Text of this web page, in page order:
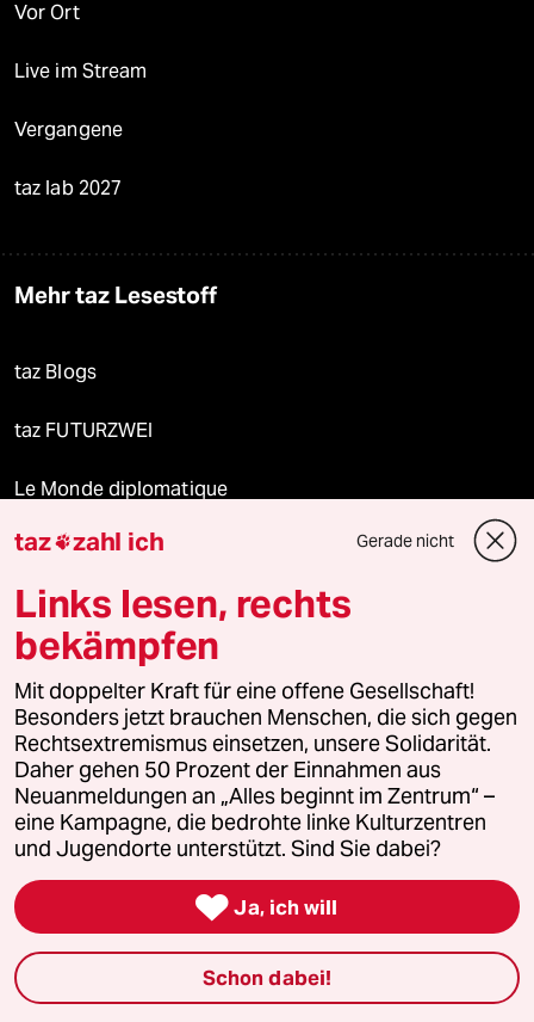
Vor Ort
Live im Stream
Vergangene
taz lab 2027
Mehr taz Lesestoff
taz Blogs
taz FUTURZWEI
Le Monde diplomatique
taz Archiv
Mehr taz Angebote
Reisen
Kantine
Shop
Anzeigen
taz zahl ich Gerade nicht
Links lesen, rechts
bekämpfen
Mit doppelter Kraft für eine offene Gesellschaft!
Besonders jetzt brauchen Menschen, die sich gegen
Rechtsextremismus einsetzen, unsere Solidarität.
Daher gehen 50 Prozent der Einnahmen aus
Neuanmeldungen an „Alles beginnt im Zentrum“ –
eine Kampagne, die bedrohte linke Kulturzentren
und Jugendorte unterstützt. Sind Sie dabei?
 Ja, ich will
Schon dabei!